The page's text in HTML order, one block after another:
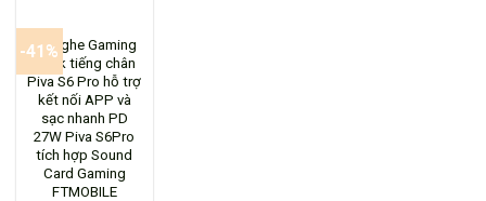
-41%
Tai nghe Gaming
Hack tiếng chân
Piva S6 Pro hỗ trợ
kết nối APP và
sạc nhanh PD
27W Piva S6Pro
tích hợp Sound
Card Gaming
FTMOBILE